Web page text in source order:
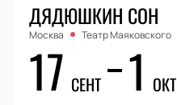
ДЯДЮШКИН СОН
Москва Театр Маяковского
17 СЕНТ 1 ОКТ